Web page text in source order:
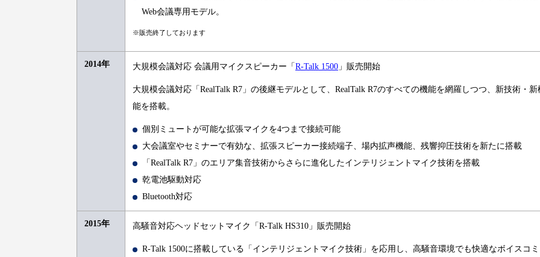
Web会議専用モデル。
※販売終了しております
2014年 大規模会議対応 会議用マイクスピーカー「R-Talk 1500 」販売開始
大規模会議対応「RealTalk R7」の後継モデルとして、RealTalk R7のすべての機能を網羅しつつ、新技術・新
能を搭載。
個別ミュートが可能な拡張マイクを4つまで接続可能
大会議室やセミナーで有効な、拡張スピーカー接続端子、場内拡声機能、残響抑圧技術を新たに搭載
「RealTalk R7」のエリア集音技術からさらに進化したインテリジェントマイク技術を搭載
乾電池駆動対応
Bluetooth対応
2015年 高騒音対応ヘッドセットマイク「R-Talk HS310」販売開始
R-Talk 1500に搭載している「インテリジェントマイク技術」を応用し、高騒音環境でも快適なボイスコミ